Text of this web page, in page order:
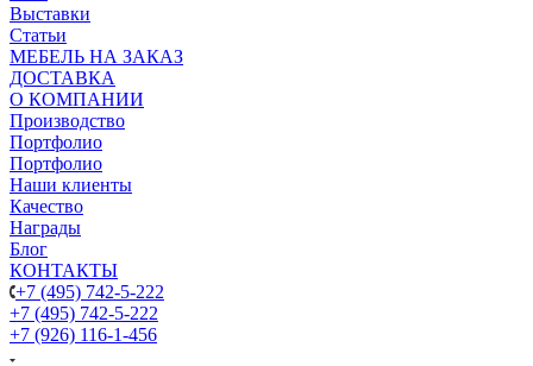
Выставки
Статьи
МЕБЕЛЬ НА ЗАКАЗ
ДОСТАВКА
О КОМПАНИИ
Производство
Портфолио
Портфолио
Наши клиенты
Качество
Награды
Блог
КОНТАКТЫ
+7 (495) 742-5-222
+7 (495) 742-5-222
+7 (926) 116-1-456